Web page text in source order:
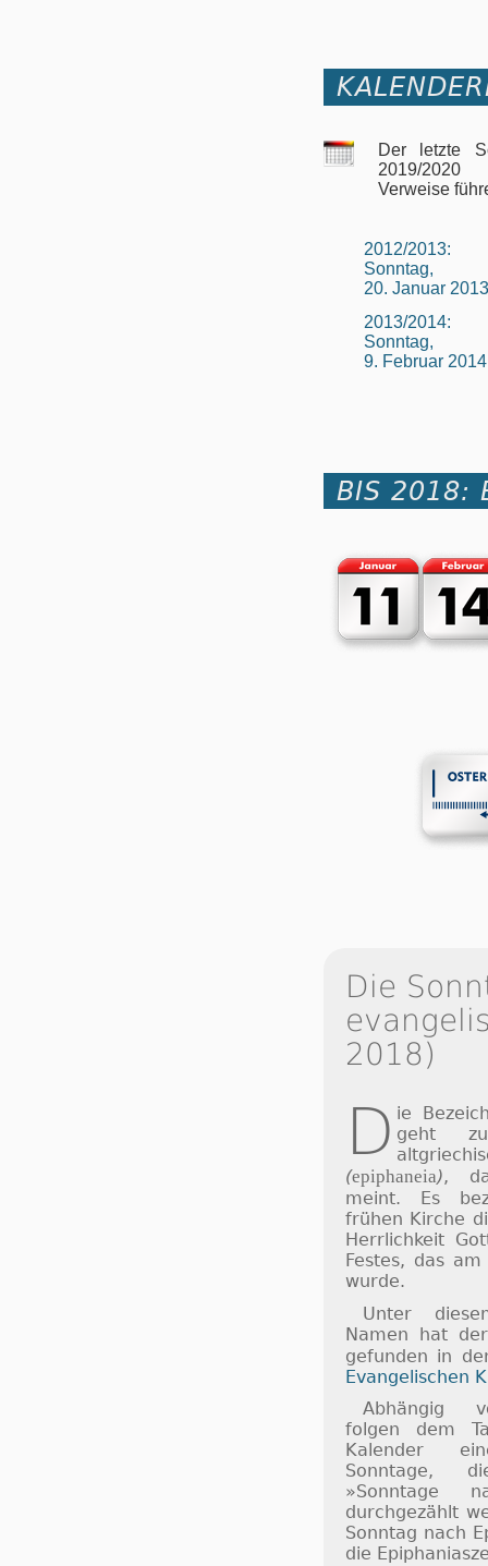
Der letzte
2019/2020
Verweise
2012/2013:
Sonntag,
20. Januar 2013
2013/2014:
Sonntag,
9. Februar 2014
BIS 2018:
Die
2018)
D ie
geht
(epiphaneia),
meint. Es
frühen Kirche
Herrlichkeit
Festes, das
wurde.
Unter
Namen hat
gefunden in
Evangelischen
Abhängig
folgen dem
Kalender
Sonntage,
»Sonntage
durchgezählt
Sonntag nach
die